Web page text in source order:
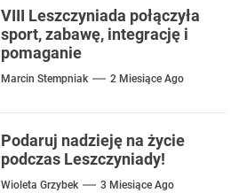
VIII Leszczyniada połączyła
sport, zabawę, integrację i
pomaganie
Marcin Stempniak 2 Miesiące Ago
Podaruj nadzieję na życie
podczas Leszczyniady!
Wioleta Grzybek 3 Miesiące Ago